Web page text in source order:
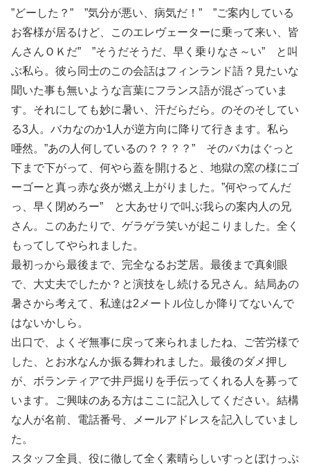
”どーした？” ”気分が悪い、病気だ！” ”ご案内している
お客様が居るけど、このエレヴェーターに乗って来い、皆
んさんＯＫだ” ”そうだそうだ、早く乗りなさ～い” と叫
ぶ私ら。彼ら同士のこの会話はフィンランド語？見たいな
聞いた事も無いような言葉にフランス語が混ざっていま
す。それにしても妙に暑い、汗だらだら。のそのそしてい
る3人。バカなのか1人が逆方向に降りて行きます。私ら
唖然。”あの人何しているの？？？？” そのバカはぐっと
下まで下がって、何やら蓋を開けると、地獄の窯の様にゴ
ーゴーと真っ赤な炎が燃え上がりました。”何やってんだ
っ、早く閉めろー” と大あせりで叫ぶ我らの案内人の兄
さん。このあたりで、ゲラゲラ笑いが起こりました。全く
もってしてやられました。
最初っから最後まで、完全なるお芝居。最後まで真剣眼
で、大丈夫でしたか？と演技をし続ける兄さん。結局あの
暑さから考えて、私達は2メートル位しか降りてないんで
はないかしら。
出口で、よくぞ無事に戻って来られましたね、ご苦労様で
した、とお水なんか振る舞われました。最後のダメ押し
が、ボランティアで井戸掘りを手伝ってくれる人を募って
います。ご興味のある方はここに記入してください。結構
な人が名前、電話番号、メールアドレスを記入していまし
た。
スタッフ全員、役に徹して全く素晴らしいすっとぼけっぷ